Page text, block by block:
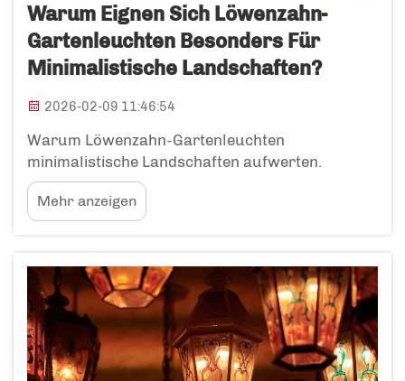
Warum Eignen Sich Löwenzahn-
Gartenleuchten Besonders Für
Minimalistische Landschaften?
2026-02-09 11:46:54
Warum Löwenzahn-Gartenleuchten
minimalistische Landschaften aufwerten.
Löwenzahn-Gartenleuchten fangen wirklich ein,
was minimalistische Gartenarchitektur
heutzutage so attraktiv macht. Sie stehen für
Erscheinungsbild und passen sich nahtlos
jeder...
Mehr anzeigen